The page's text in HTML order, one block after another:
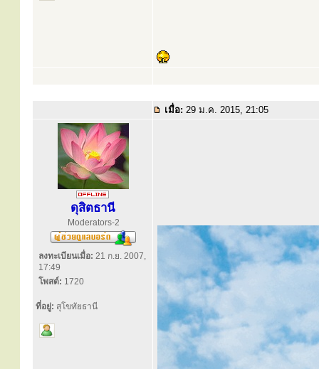
เมื่อ: 29 ม.ค. 2015, 21:05
ดุสิตธานี
Moderators-2
ลงทะเบียนเมื่อ: 21 ก.ย. 2007,
17:49
โพสต์: 1720
ที่อยู่: สุโขทัยธานี